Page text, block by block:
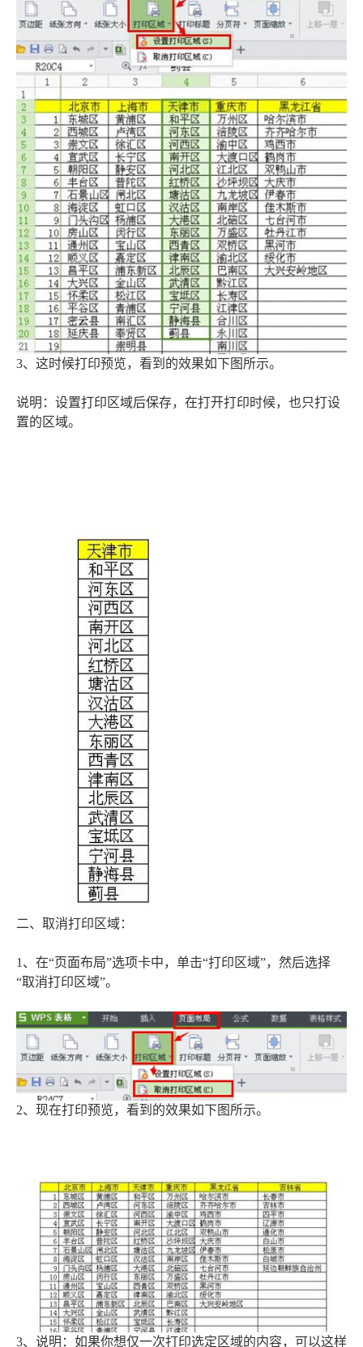
3、这时候打印预览，看到的效果如下图所示。
说明：设置打印区域后保存，在打开打印时候，也只打设
置的区域。
二、取消打印区域：
1、在“页面布局”选项卡中，单击“打印区域”，然后选择
“取消打印区域”。
2、现在打印预览，看到的效果如下图所示。
3、说明：如果你想仅一次打印选定区域的内容，可以这样